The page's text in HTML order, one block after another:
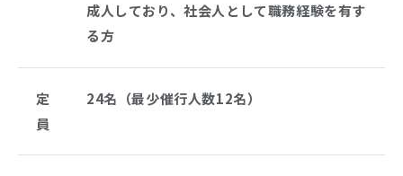
成人しており、社会人として職務経験を有す
る方
定
員
24名（最少催行人数12名）